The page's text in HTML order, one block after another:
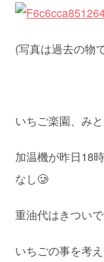
(写真は過去の物
いちご楽園、みと
加温機が昨日18
なし🥲
重油代はきついで
いちごの事を考